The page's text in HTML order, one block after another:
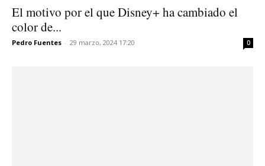
El motivo por el que Disney+ ha cambiado el
color de...
Pedro Fuentes - 29 marzo, 2024 17:20 0